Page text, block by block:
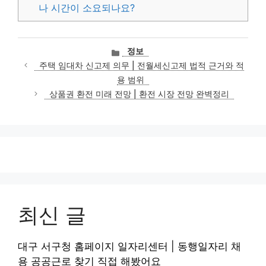
나 시간이 소요되나요?
카
테
고
리
정보
주택 임대차 신고제 의무 | 전월세신고제 법적 근거와 적
용 범위
상품권 환전 미래 전망 | 환전 시장 전망 완벽정리
최신 글
대구 서구청 홈페이지 일자리센터 | 동행일자리 채
용 공공근로 찾기 직접 해봤어요